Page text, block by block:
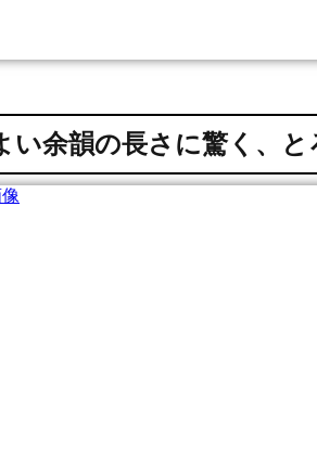
い余韻の長さに驚く、